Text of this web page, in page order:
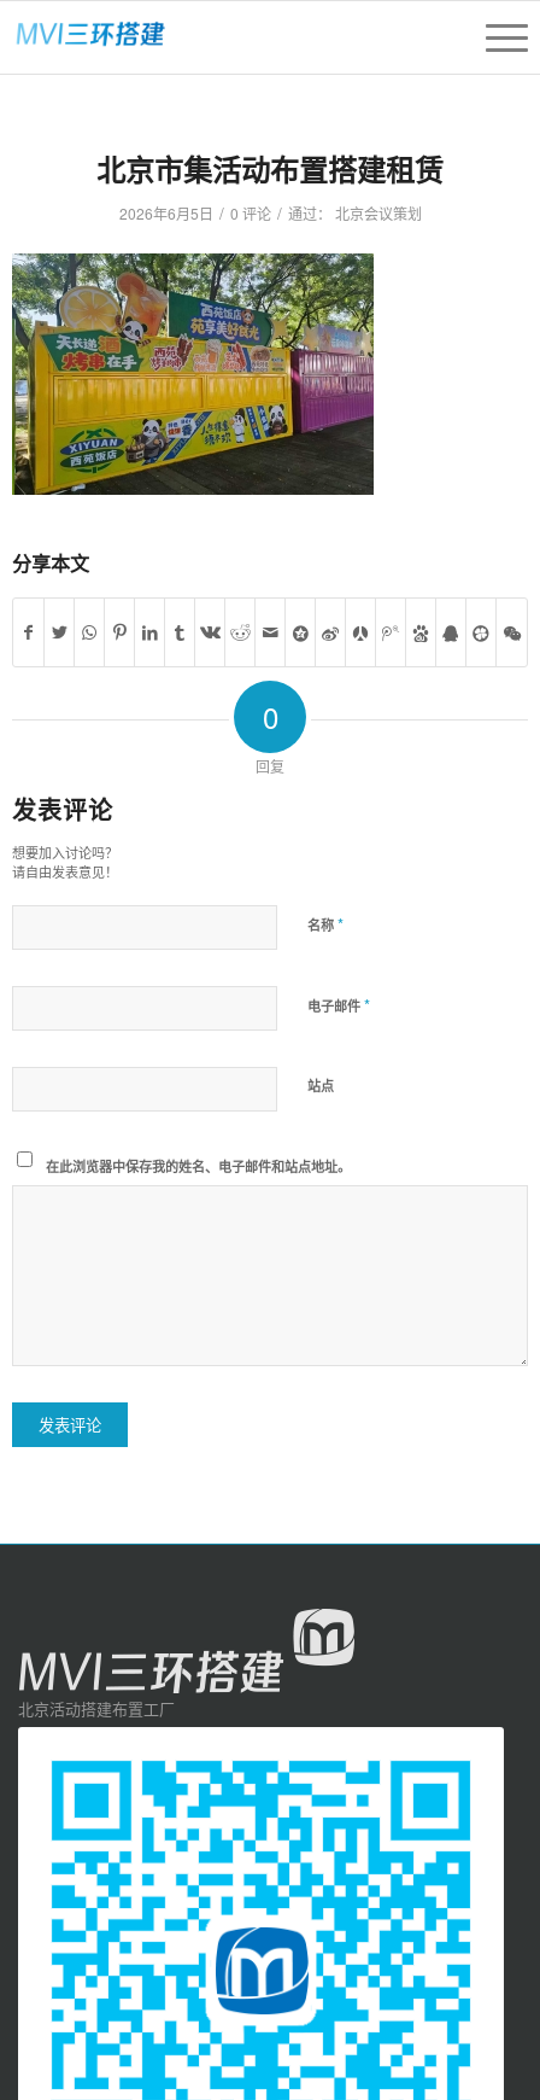
北京市集活动布置搭建租赁
2026年6月5日 / 0 评论 / 通过： 北京会议策划
分享本文
0
回复
发表评论
想要加入讨论吗？
请自由发表意见！
名称 *
电子邮件 *
站点
在此浏览器中保存我的姓名、电子邮件和站点地址。
北京活动搭建布置工厂